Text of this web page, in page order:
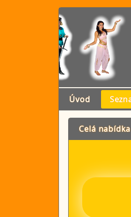
Úvod
Celá nabídka